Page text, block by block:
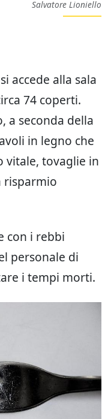
Salvatore Lioniello
accede alla sala
74 coperti.
a seconda della
in legno che
vitale, tovaglie in
risparmio
con i rebbi
personale di
i tempi morti.